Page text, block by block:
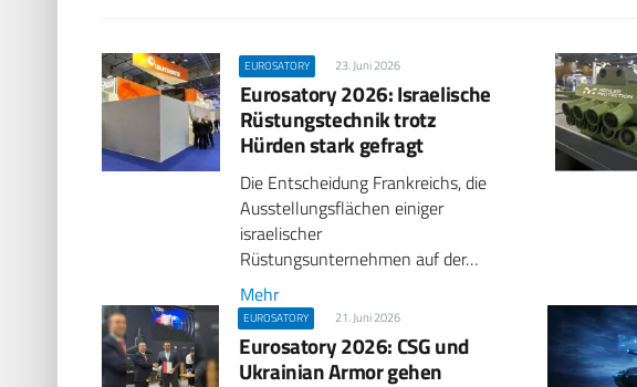
EUROSATORY 23. Juni 2026
Eurosatory 2026: Israelische
Rüstungstechnik trotz
Hürden stark gefragt
Die Entscheidung Frankreichs, die
Ausstellungsflächen einiger
israelischer
Rüstungsunternehmen auf der…
Mehr
EUROSATORY 21. Juni 2026
Eurosatory 2026: CSG und
Ukrainian Armor gehen